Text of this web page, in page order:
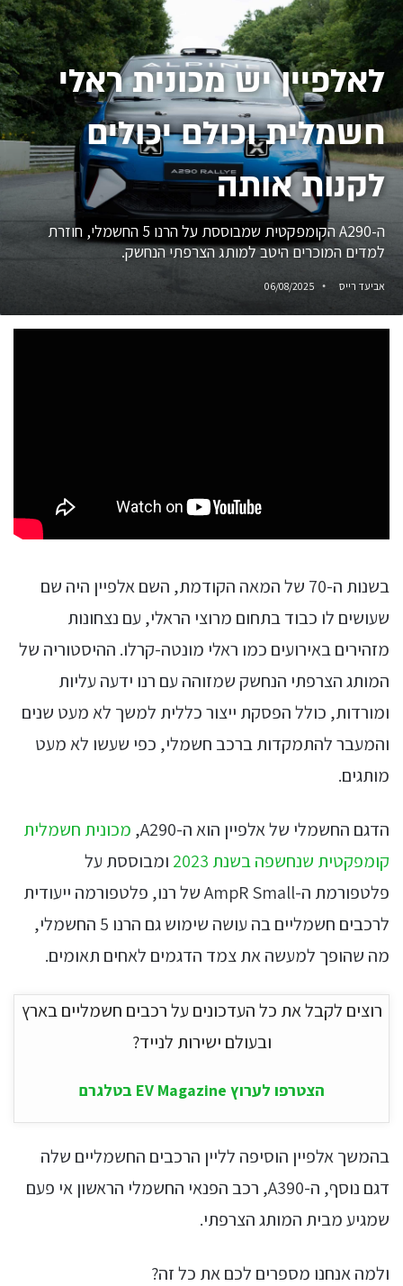
לאלפיין יש מכונית ראלי
חשמלית וכולם יכולים
לקנות אותה
ה-A290 הקומפקטית שמבוססת על הרנו 5 החשמלי, חוזרת
למדים המוכרים היטב למותג הצרפתי הנחשק.
אביעד רייס 06/08/2025
בשנות ה-70 של המאה הקודמת, השם אלפיין היה שם
שעושים לו כבוד בתחום מרוצי הראלי, עם נצחונות
מזהירים באירועים כמו ראלי מונטה-קרלו. ההיסטוריה של
המותג הצרפתי הנחשק שמזוהה עם רנו ידעה עליות
ומורדות, כולל הפסקת ייצור כללית למשך לא מעט שנים
והמעבר להתמקדות ברכב חשמלי, כפי שעשו לא מעט
מותגים.
הדגם החשמלי של אלפיין הוא ה-A290,
מכונית חשמלית
קומפקטית שנחשפה בשנת 2023
ומבוססת על
פלטפורמת ה-AmpR Small של רנו, פלטפורמה ייעודית
לרכבים חשמליים בה עושה שימוש גם הרנו 5 החשמלי,
מה שהופך למעשה את צמד הדגמים לאחים תאומים.
רוצים לקבל את כל העדכונים על רכבים חשמליים בארץ
ובעולם ישירות לנייד?
הצטרפו לערוץ EV Magazine בטלגרם
בהמשך אלפיין הוסיפה לליין הרכבים החשמליים שלה
דגם נוסף, ה-A390, רכב הפנאי החשמלי הראשון אי פעם
שמגיע מבית המותג הצרפתי.
ולמה אנחנו מספרים לכם את כל זה?